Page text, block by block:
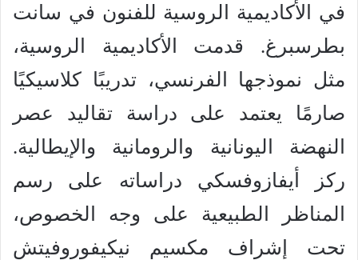
في الأكاديمية الروسية للفنون في سانت
بطرسبرغ. قدمت الأكاديمية الروسية،
مثل نموذجها الفرنسي، تدريبًا كلاسيكيًا
صارمًا يعتمد على دراسة تقاليد عصر
النهضة اليونانية والرومانية والإيطالية.
ركز أيفازوفسكي دراساته على رسم
المناظر الطبيعية على وجه الخصوص،
تحت إشراف مكسيم نيكيفوروفيتش